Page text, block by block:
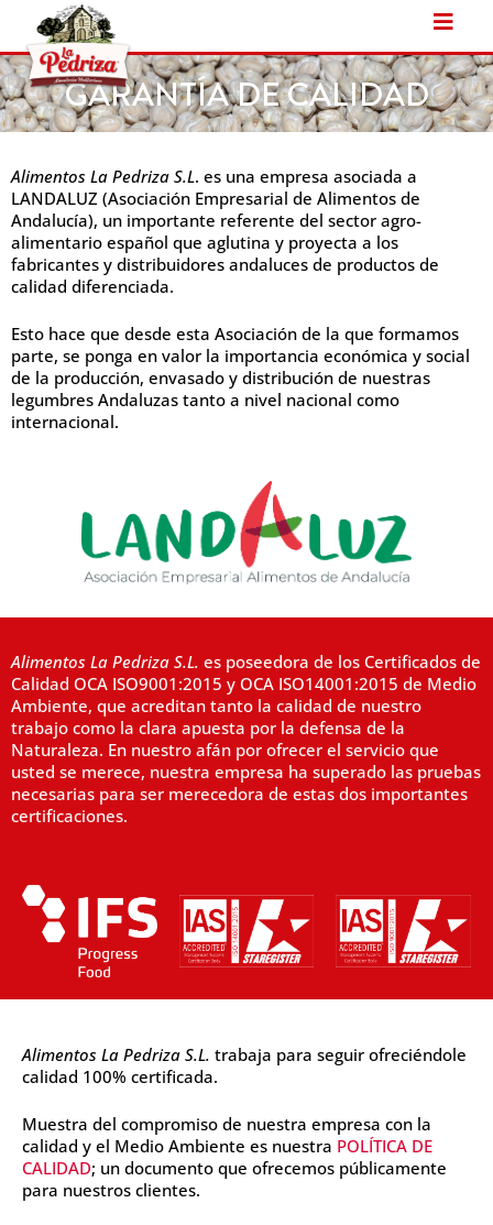
contenido
GARANTÍA DE CALIDAD
Alimentos La Pedriza S.L. es una empresa asociada a
LANDALUZ (Asociación Empresarial de Alimentos de
Andalucía), un importante referente del sector agro-
alimentario español que aglutina y proyecta a los
fabricantes y distribuidores andaluces de productos de
calidad diferenciada.
Esto hace que desde esta Asociación de la que formamos
parte, se ponga en valor la importancia económica y social
de la producción, envasado y distribución de nuestras
legumbres Andaluzas tanto a nivel nacional como
internacional.
Alimentos La Pedriza S.L. es poseedora de los Certificados de
Calidad OCA ISO9001:2015 y OCA ISO14001:2015 de Medio
Ambiente, que acreditan tanto la calidad de nuestro
trabajo como la clara apuesta por la defensa de la
Naturaleza. En nuestro afán por ofrecer el servicio que
usted se merece, nuestra empresa ha superado las pruebas
necesarias para ser merecedora de estas dos importantes
certificaciones.
Alimentos La Pedriza S.L. trabaja para seguir ofreciéndole
calidad 100% certificada.
Muestra del compromiso de nuestra empresa con la
calidad y el Medio Ambiente es nuestra POLÍTICA DE
CALIDAD; un documento que ofrecemos públicamente
para nuestros clientes.